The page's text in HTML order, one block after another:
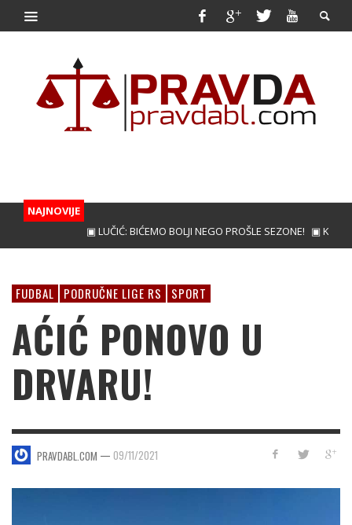
NAJNOVIJE
▣ LUČIĆ: BIĆEMO BOLJI NEGO PROŠLE SEZONE! ▣ KUNIĆ ZA
FUDBAL PODRUČNE LIGE RS SPORT
AĆIĆ PONOVO U
DRVARU!
PRAVDABL.COM — 09/11/2021